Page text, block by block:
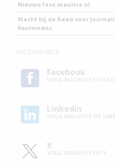
Nieuwe fase maurice.nl
Klacht bij de Raad voor
Keulemans
Facebook
Linkedin
X